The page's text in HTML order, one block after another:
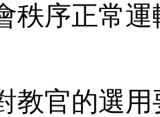
秩序正常
官的選用